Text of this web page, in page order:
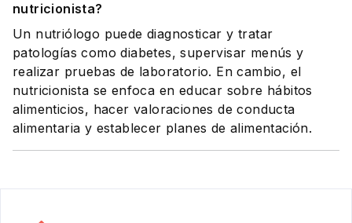
nutricionista?
Un nutriólogo puede diagnosticar y tratar
patologías como diabetes, supervisar menús y
realizar pruebas de laboratorio. En cambio, el
nutricionista se enfoca en educar sobre hábitos
alimenticios, hacer valoraciones de conducta
alimentaria y establecer planes de alimentación.